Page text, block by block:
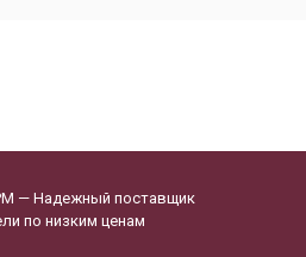
— Надежный поставщик
по низким ценам